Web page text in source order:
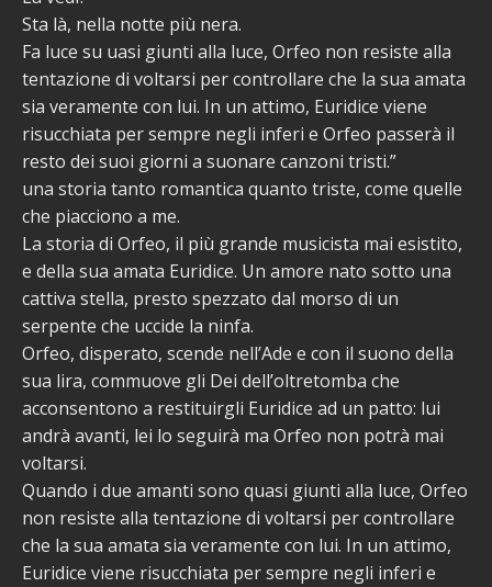
Sta là, nella notte più nera.
Fa luce su uasi giunti alla luce, Orfeo non resiste alla
tentazione di voltarsi per controllare che la sua amata
sia veramente con lui. In un attimo, Euridice viene
risucchiata per sempre negli inferi e Orfeo passerà il
resto dei suoi giorni a suonare canzoni tristi.”
una storia tanto romantica quanto triste, come quelle
che piacciono a me.
La storia di Orfeo, il più grande musicista mai esistito,
e della sua amata Euridice. Un amore nato sotto una
cattiva stella, presto spezzato dal morso di un
serpente che uccide la ninfa.
Orfeo, disperato, scende nell’Ade e con il suono della
sua lira, commuove gli Dei dell’oltretomba che
acconsentono a restituirgli Euridice ad un patto: lui
andrà avanti, lei lo seguirà ma Orfeo non potrà mai
voltarsi.
Quando i due amanti sono quasi giunti alla luce, Orfeo
non resiste alla tentazione di voltarsi per controllare
che la sua amata sia veramente con lui. In un attimo,
Euridice viene risucchiata per sempre negli inferi e